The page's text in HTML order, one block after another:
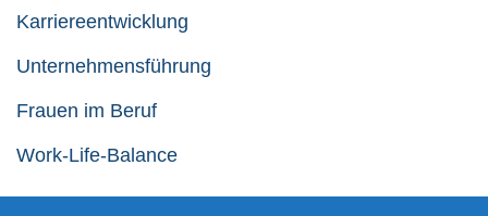
Karriereentwicklung
Unternehmensführung
Frauen im Beruf
Work-Life-Balance